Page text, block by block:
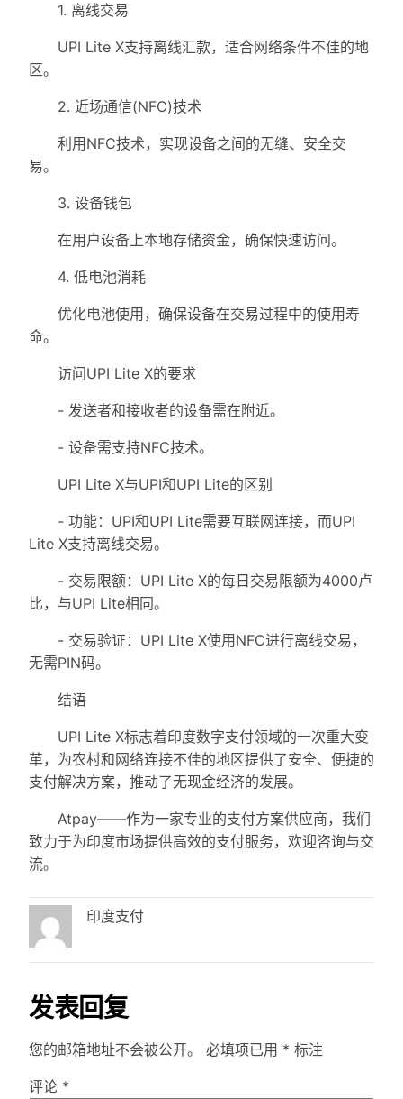
1. 离线交易
UPI Lite X支持离线汇款，适合网络条件不佳的地
区。
2. 近场通信(NFC)技术
利用NFC技术，实现设备之间的无缝、安全交
易。
3. 设备钱包
在用户设备上本地存储资金，确保快速访问。
4. 低电池消耗
优化电池使用，确保设备在交易过程中的使用寿
命。
访问UPI Lite X的要求
- 发送者和接收者的设备需在附近。
- 设备需支持NFC技术。
UPI Lite X与UPI和UPI Lite的区别
- 功能：UPI和UPI Lite需要互联网连接，而UPI
Lite X支持离线交易。
- 交易限额：UPI Lite X的每日交易限额为4000卢
比，与UPI Lite相同。
- 交易验证：UPI Lite X使用NFC进行离线交易，
无需PIN码。
结语
UPI Lite X标志着印度数字支付领域的一次重大变
革，为农村和网络连接不佳的地区提供了安全、便捷的
支付解决方案，推动了无现金经济的发展。
Atpay——作为一家专业的支付方案供应商，我们
致力于为印度市场提供高效的支付服务，欢迎咨询与交
流。
印度支付
发表回复
您的邮箱地址不会被公开。 必填项已用 * 标注
评论 *